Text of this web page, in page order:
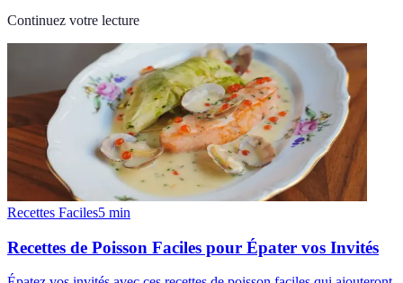
Continuez votre lecture
Recettes Faciles5 min
Recettes de Poisson Faciles pour Épater vos Invités